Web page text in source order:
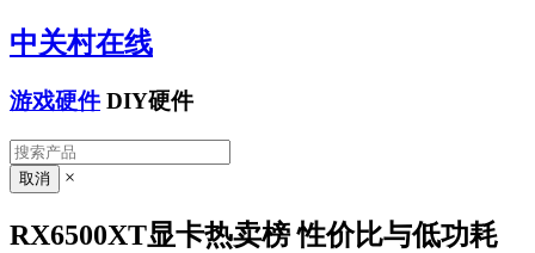
中关村在线
游戏硬件 DIY硬件
×
RX6500XT显卡热卖榜 性价比与低功耗